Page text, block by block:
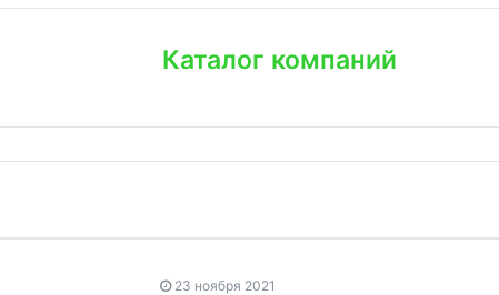
Каталог компаний
23 ноября 2021